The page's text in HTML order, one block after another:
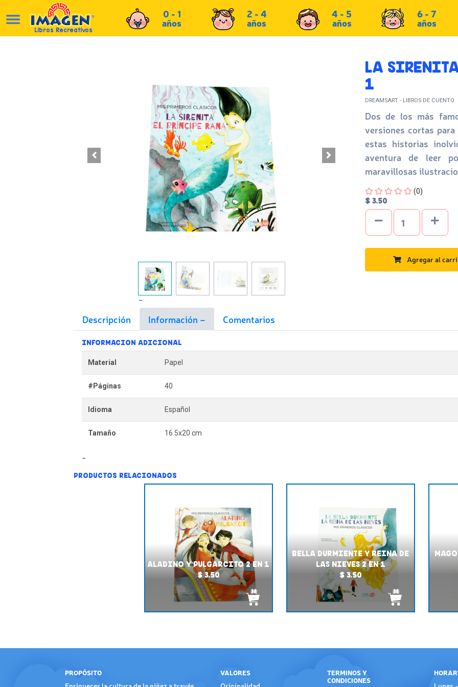
Libros Recreativos
0 - 1
años
2 - 4
años
4 - 5
años
6 - 7
años
LA
1
DREAMSART - LIBROS DE CUENTO
Dos de los más
versiones cortas
estas historias
aventura de leer
maravillosas
Four out of Five Stars
(0)
$ 3.50
Agregar al
Descripción Información Comentarios
INFORMACION ADICIONAL
Material Papel
#Páginas 40
Idioma Español
Tamaño 16.5x20 cm
PRODUCTOS RELACIONADOS
ALADINO Y PULGARCITO 2 EN 1
$ 3.50
BELLA DURMIENTE Y REINA DE
LAS NIEVES 2 EN 1
$ 3.50
PROPÓSITO VALORES
TERMINOS Y
CONDICIONES